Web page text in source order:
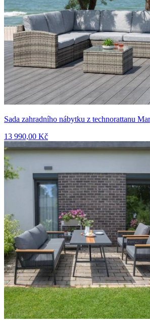
Sada zahradního nábytku z technorattanu
13 990,00 Kč